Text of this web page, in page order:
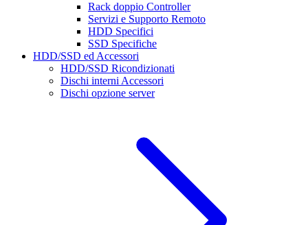
Rack doppio Controller
Servizi e Supporto Remoto
HDD Specifici
SSD Specifiche
HDD/SSD ed Accessori
HDD/SSD Ricondizionati
Dischi interni Accessori
Dischi opzione server